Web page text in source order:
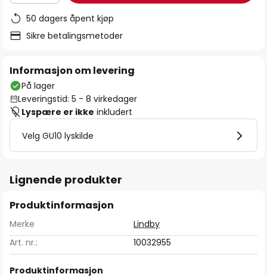
50 dagers åpent kjøp
Sikre betalingsmetoder
Informasjon om levering
På lager
Leveringstid: 5 - 8 virkedager
Lyspære er ikke inkludert
Velg GU10 lyskilde
Lignende produkter
Produktinformasjon
Merke
Lindby
Art. nr.:
10032955
Produktinformasjon